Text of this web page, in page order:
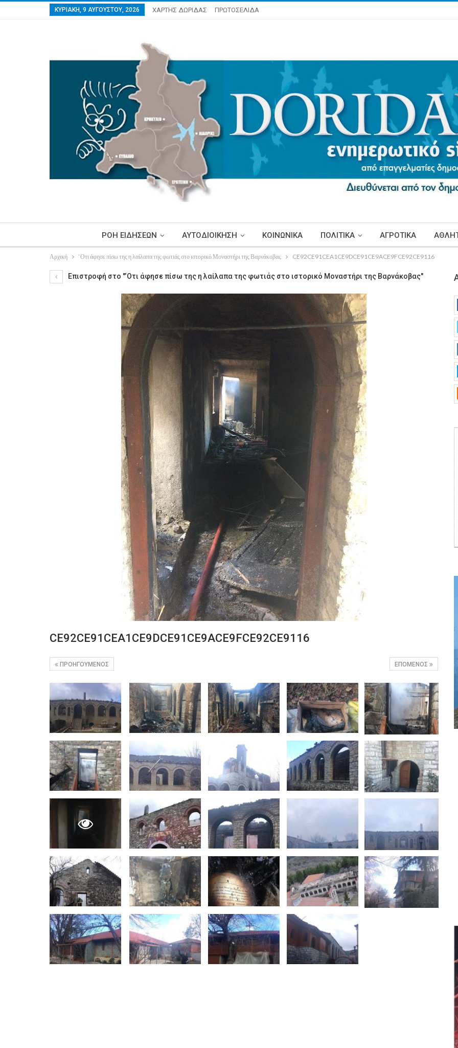
ΚΥΡΙΑΚΉ, 9 ΑΥΓΟΎΣΤΟΥ, 2026 ΧΑΡΤΗΣ ΔΩΡΙΔΑΣ ΠΡΩΤΟΣΕΛΙΔΑ
ΡΟΗ ΕΙΔΗΣΕΩΝ ΑΥΤΟΔΙΟΙΚΗΣΗ ΚΟΙΝΩΝΙΚΑ ΠΟΛΙΤΙΚΑ ΑΓΡΟΤΙΚΑ
Αρχική ‘Οτι άφησε πίσω της η λαίλαπα της φωτιάς στο ιστορικό Μοναστήρι της Βαρνάκοβας CE92CE91CEA1CE9DCE91CE9ACE9FCE92CE9116
Επιστροφή στο "‘Οτι άφησε πίσω της η λαίλαπα της φωτιάς στο ιστορικό Μοναστήρι της Βαρνάκοβας"
CE92CE91CEA1CE9DCE91CE9ACE9FCE92CE9116
ΕΠΌΜΕΝΟΣ
ΠΡΟΗΓΟΎΜΕΝΟΣ